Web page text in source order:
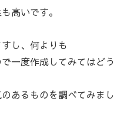
高いです。
し、何よりも
一度作成してみてはどう
あるものを調べてみまし